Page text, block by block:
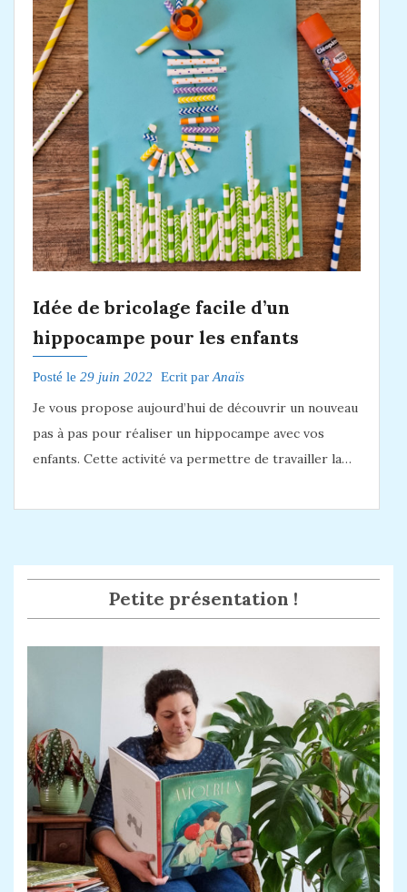
Idée de bricolage facile d’un
hippocampe pour les enfants
Posté le 29 juin 2022 Ecrit par Anaïs
Je vous propose aujourd’hui de découvrir un nouveau
pas à pas pour réaliser un hippocampe avec vos
enfants. Cette activité va permettre de travailler la…
Petite présentation !